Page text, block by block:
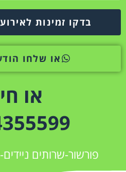
בדקו זמינות
או שלחו
או
פורשור-שרותים